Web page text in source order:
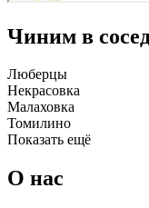
Чиним в
Люберцы
Некрасовка
Малаховка
Томилино
Показать ещё
О нас